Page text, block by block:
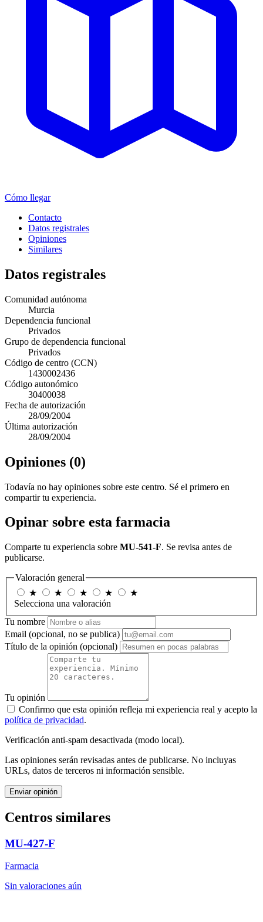
Cómo llegar
Contacto
Datos registrales
Opiniones
Similares
Datos registrales
Comunidad autónoma
Murcia
Dependencia funcional
Privados
Grupo de dependencia funcional
Privados
Código de centro (CCN)
1430002436
Código autonómico
30400038
Fecha de autorización
28/09/2004
Última autorización
28/09/2004
Opiniones (0)
Todavía no hay opiniones sobre este centro. Sé el primero en
compartir tu experiencia.
Opinar sobre esta farmacia
Comparte tu experiencia sobre MU-541-F. Se revisa antes de
publicarse.
Valoración general
★
★ ★ ★
★
Selecciona una valoración
Tu nombre
Email (opcional, no se publica)
Título de la opinión (opcional)
Tu opinión
Confirmo que esta opinión refleja mi experiencia real y acepto la
política de privacidad.
Verificación anti-spam desactivada (modo local).
Las opiniones serán revisadas antes de publicarse. No incluyas
URLs, datos de terceros ni información sensible.
Enviar opinión
Centros similares
MU-427-F
Farmacia
Sin valoraciones aún